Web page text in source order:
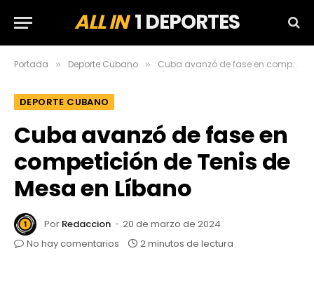
ALL IN1 DEPORTES
Portada » Deporte Cubano » Cuba avanzó de fase en competición de Tenis de Mesa en Líbano
DEPORTE CUBANO
Cuba avanzó de fase en
competición de Tenis de
Mesa en Líbano
Por Redaccion
20 de marzo de 2024
No hay comentarios
2 minutos de lectura